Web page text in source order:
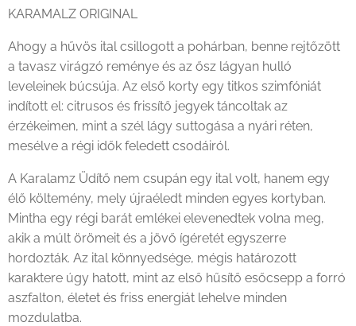
KARAMALZ ORIGINAL
Ahogy a hűvös ital csillogott a pohárban, benne rejtőzött
a tavasz virágzó reménye és az ősz lágyan hulló
leveleinek búcsúja. Az első korty egy titkos szimfóniát
indított el: citrusos és frissítő jegyek táncoltak az
érzékeimen, mint a szél lágy suttogása a nyári réten,
mesélve a régi idők feledett csodáiról.
A Karalamz Üdítő nem csupán egy ital volt, hanem egy
élő költemény, mely újraéledt minden egyes kortyban.
Mintha egy régi barát emlékei elevenedtek volna meg,
akik a múlt örömeit és a jövő ígéretét egyszerre
hordozták. Az ital könnyedsége, mégis határozott
karaktere úgy hatott, mint az első hűsítő esőcsepp a forró
aszfalton, életet és friss energiát lehelve minden
mozdulatba.